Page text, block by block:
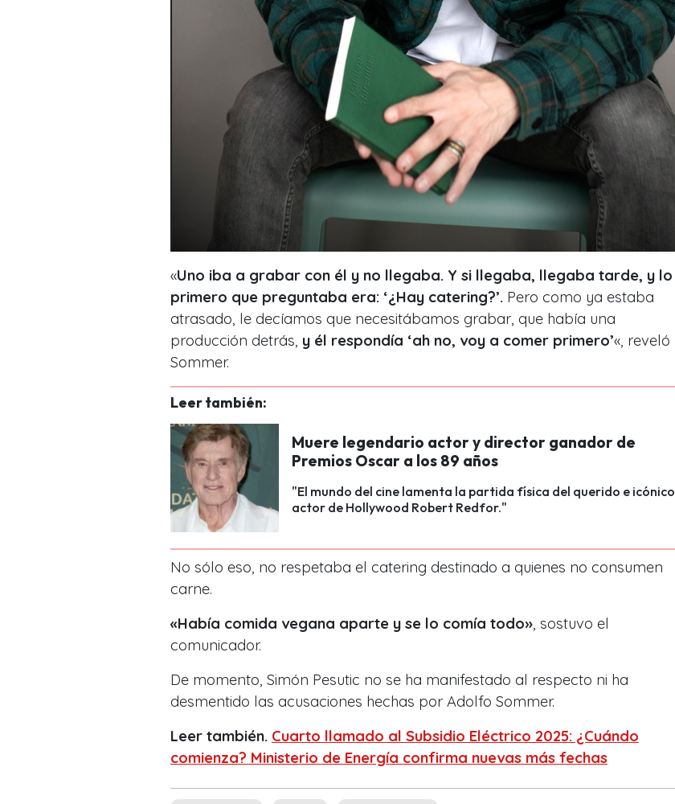
«Uno iba a grabar con él y no llegaba. Y si llegaba, llegaba tarde, y lo
primero que preguntaba era: ‘¿Hay catering?’. Pero como ya estaba
atrasado, le decíamos que necesitábamos grabar, que había una
producción detrás, y él respondía ‘ah no, voy a comer primero’«, reveló
Sommer.
Leer también:
Muere legendario actor y director ganador de
Premios Oscar a los 89 años
"El mundo del cine lamenta la partida física del querido e icónico
actor de Hollywood Robert Redfor."
No sólo eso, no respetaba el catering destinado a quienes no consumen
carne.
«Había comida vegana aparte y se lo comía todo» , sostuvo el
comunicador.
De momento, Simón Pesutic no se ha manifestado al respecto ni ha
desmentido las acusaciones hechas por Adolfo Sommer.
Leer también. Cuarto llamado al Subsidio Eléctrico 2025: ¿Cuándo
comienza? Ministerio de Energía confirma nuevas más fechas